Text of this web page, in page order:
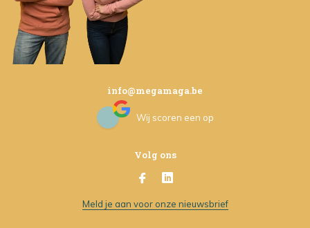
info@megamaga.be
Wij scoren een op
Volg ons
Meld je aan voor onze nieuwsbrief